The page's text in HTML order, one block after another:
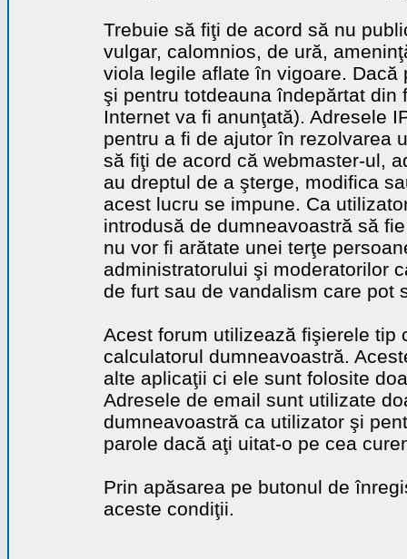
Trebuie să fiţi de acord să nu
vulgar, calomnios, de ură,
viola legile aflate în vigoare.
şi pentru totdeauna îndepărtat
Internet va fi anunţată). Adresele
pentru a fi de ajutor în rezolvarea
să fiţi de acord că webmaster-ul,
au dreptul de a şterge, modifica
acest lucru se impune. Ca
introdusă de dumneavoastră să
nu vor fi arătate unei terţe
administratorului şi moderatorilor
de furt sau de vandalism care pot
Acest forum utilizează fişierele tip
calculatorul dumneavoastră.
alte aplicaţii ci ele sunt folosite
Adresele de email sunt utilizate
dumneavoastră ca utilizator şi
parole dacă aţi uitat-o pe cea
Prin apăsarea pe butonul de
aceste condiţii.